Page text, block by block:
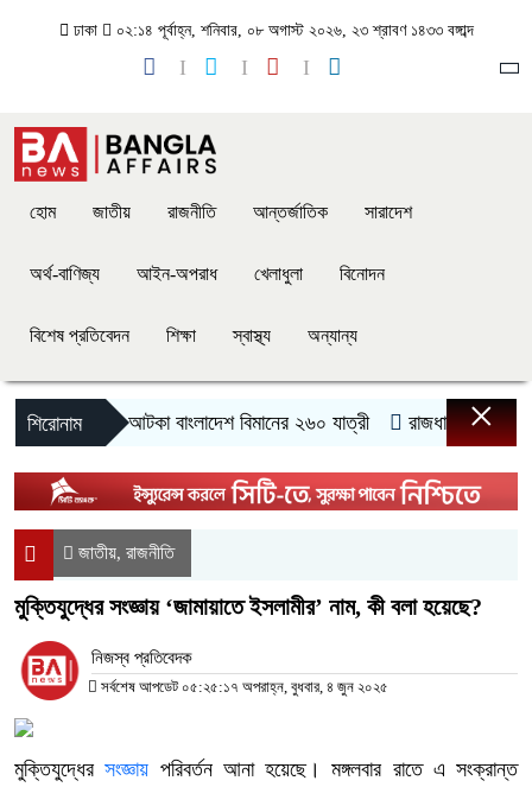
ঢাকা ০২:১৪ পূর্বাহ্ন, শনিবার, ০৮ অগাস্ট ২০২৬, ২৩ শ্রাবণ ১৪৩৩ বঙ্গাব্দ
হোম জাতীয় রাজনীতি আন্তর্জাতিক সারাদেশ
অর্থ-বাণিজ্য আইন-অপরাধ খেলাধুলা বিনোদন
বিশেষ প্রতিবেদন শিক্ষা স্বাস্থ্য অন্যান্য
শিরোনামরোমে আটকা বাংলাদেশ বিমানের ২৬০ যাত্রী রাজধানীতে×
জাতীয়, রাজনীতি
মুক্তিযুদ্ধের সংজ্ঞায় ‘জামায়াতে ইসলামীর’ নাম, কী বলা হয়েছে?
নিজস্ব প্রতিবেদক
সর্বশেষ আপডেট ০৫:২৫:১৭ অপরাহ্ন, বুধবার, ৪ জুন ২০২৫
মুক্তিযুদ্ধেরসংজ্ঞায় পরিবর্তন আনা হয়েছে। মঙ্গলবার রাতে এ সংক্রান্ত